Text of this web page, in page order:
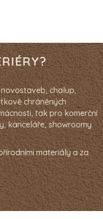
chalup,
chráněných
tak pro komerční
kanceláře, showroomy
materiály a za